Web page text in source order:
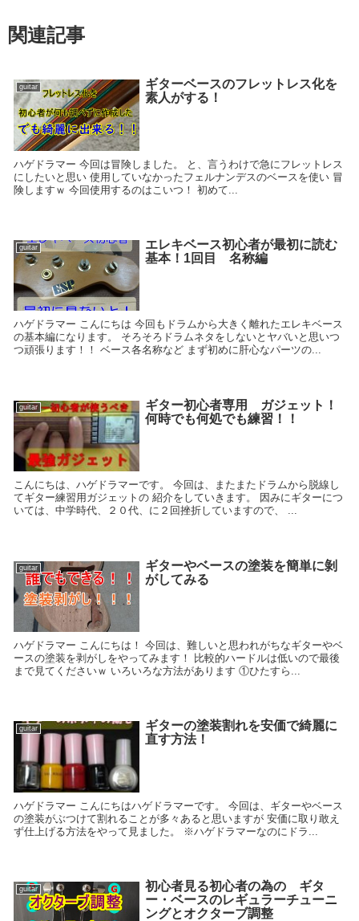
関連記事
guitar
ギターベースのフレットレス化を
素人がする！
ハゲドラマー 今回は冒険しました。 と、言うわけで急にフレットレス
にしたいと思い 使用していなかったフェルナンデスのベースを使い 冒
険しますｗ 今回使用するのはこいつ！ 初めて...
guitar
エレキベース初心者が最初に読む
基本！1回目 名称編
ハゲドラマー こんにちは 今回もドラムから大きく離れたエレキベース
の基本編になります。 そろそろドラムネタをしないとヤバいと思いつ
つ頑張ります！！ ベース各名称など まず初めに肝心なパーツの...
guitar
ギター初心者専用 ガジェット！
何時でも何処でも練習！！
こんにちは、ハゲドラマーです。 今回は、またまたドラムから脱線し
てギター練習用ガジェットの 紹介をしていきます。 因みにギターにつ
いては、中学時代、２０代、に２回挫折していますので、 ...
guitar
ギターやベースの塗装を簡単に剝
がしてみる
ハゲドラマー こんにちは！ 今回は、難しいと思われがちなギターやベ
ースの塗装を剥がしをやってみます！ 比較的ハードルは低いので最後
まで見てくださいｗ いろいろな方法があります ①ひたすら...
guitar
ギターの塗装割れを安価で綺麗に
直す方法！
ハゲドラマー こんにちはハゲドラマーです。 今回は、ギターやベース
の塗装がぶつけて割れることが多々あると思いますが 安価に取り敢え
ず仕上げる方法をやって見ました。 ※ハゲドラマーなのにドラ...
guitar
初心者見る初心者の為の ギタ
ー・ベースのレギュラーチューニ
ングとオクターブ調整